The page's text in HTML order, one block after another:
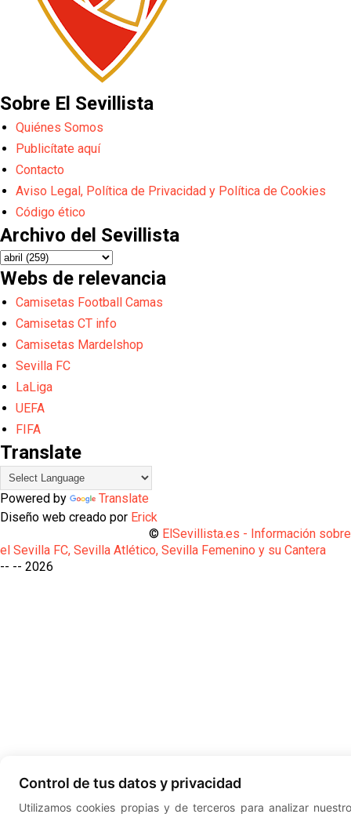
Sobre El Sevillista
Quiénes Somos
Publicítate aquí
Contacto
Aviso Legal, Política de Privacidad y Política de Cookies
Código ético
Archivo del Sevillista
Webs de relevancia
Camisetas Football Camas
Camisetas CT info
Camisetas Mardelshop
Sevilla FC
LaLiga
UEFA
FIFA
Translate
Powered by
Translate
Diseño web creado por Erick
© ElSevillista.es - Información sobre
el Sevilla FC, Sevilla Atlético, Sevilla Femenino y su Cantera
-- --
Control de tus datos y privacidad
Utilizamos cookies propias y de terceros para analizar
2026